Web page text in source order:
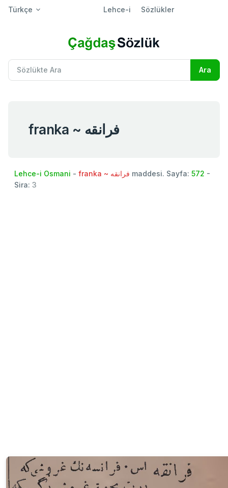
Türkçe Lehce-i Sözlükler
franka ~ فرانقه
Lehce-i Osmani - franka ~ فرانقه maddesi. Sayfa: 572 -
Sira: 3